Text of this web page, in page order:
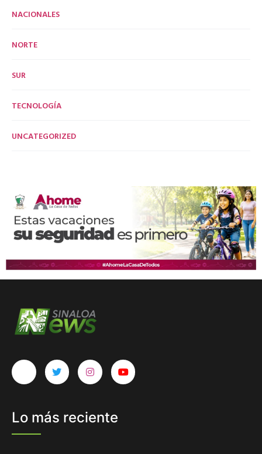
NACIONALES
NORTE
SUR
TECNOLOGÍA
UNCATEGORIZED
Lo más reciente